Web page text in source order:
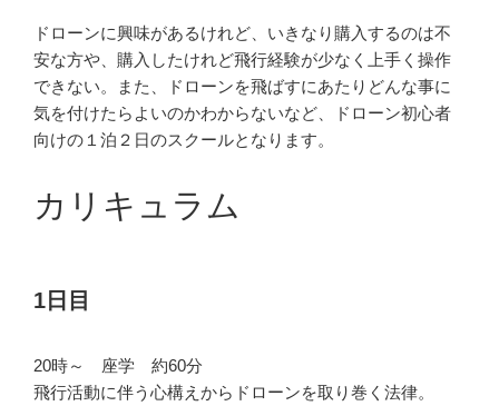
ドローンに興味があるけれど、いきなり購入するのは不
安な方や、購入したけれど飛行経験が少なく上手く操作
できない。また、ドローンを飛ばすにあたりどんな事に
気を付けたらよいのかわからないなど、ドローン初心者
向けの１泊２日のスクールとなります。
カリキュラム
1日目
20時～ 座学 約60分
飛行活動に伴う心構えからドローンを取り巻く法律。